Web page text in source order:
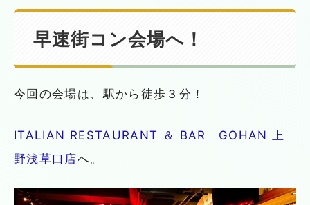
早速街コン会場へ！
今回の会場は、駅から徒歩３分！
ITALIAN RESTAURANT ＆ BAR GOHAN 上
野浅草口店へ。